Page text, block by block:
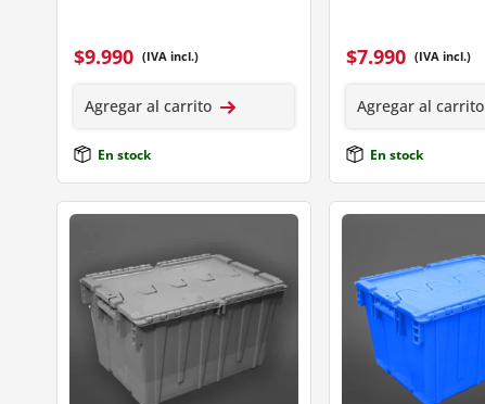
$9.990 (IVA incl.)
Agregar al carrito
En stock
$7.990 (IVA incl.)
Agregar al carrito
En stock